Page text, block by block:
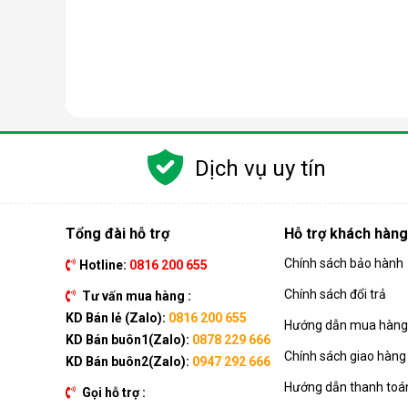
Đa dạng mẫu mã, công suất hoạt động
Với mức công suất vừa phải dao động từ 7000BTU
dụng dòng sản phẩm này.
Di chuyển linh hoạt, không cần lắp đặt cố
Do dòng máy này có thiết kế nguyên khối nên có
phẩm bị cố định. Bên cạnh đó, chân máy còn được
Chỉ cần đầu tư một chiếc điều hòa di động, bạn có
Dịch vụ uy tín
Tổng đài hỗ trợ
Hotline: 0816 200 655
Tư vấn mua hàng :
KD Bán lẻ (Zalo): 0816 200 655
KD Bán buôn1(Zalo): 0878 229 666
KD Bán buôn2(Zalo): 0947 292 666
Gọi hỗ trợ :
Hỗ trợ khách hàng
Chính sách bảo hành
Chính sách đổi trả
Hướng dẫn mua
Chính sách giao hàng
Hướng dẫn thanh